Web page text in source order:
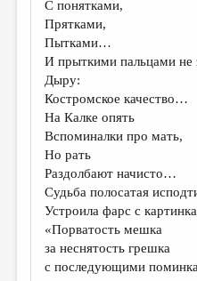
РЕДКОЛЛЕГИЯ
ОТ РЕДАКЦИИ
МАЛАЯ ПРОЗА
ЭССЕИСТИКА
ЛИТЕРАТУРОВЕДЕНИЕ
КУЛЬТУРОВЕДЕНИЕ
ПУБЛИЦИСТИКА
РЕЦЕНЗИРОВАНИЕ
ЦИКЛЫ ПУБЛИКАЦИЙ
С понятками,
Прятками,
Пытками…
И прыткими пальцами не
Дыру:
Костромское качество…
На Калке опять
Вспоминалки про мать,
Но рать
Раздолбают начисто…
Судьба полосатая
Устроила фарс с
«Порватость мешка
за неснятость грешка
с последующими